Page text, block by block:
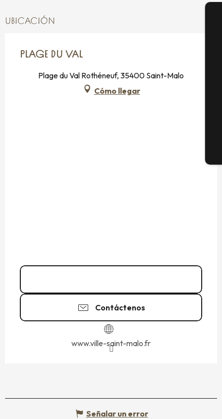
UBICACIÓN
PLAGE DU VAL
Plage du Val Rothéneuf, 35400 Saint-Malo
Cómo llegar
Contáctenos
www.ville-saint-malo.fr
Señalar un error